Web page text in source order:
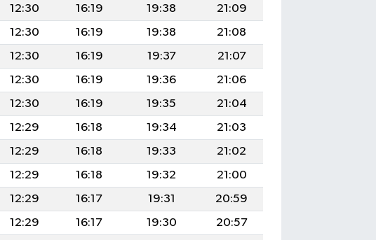
12:30 16:19 19:38
21:09
12:30 16:19 19:38
21:08
12:30 16:19 19:37
21:07
12:30 16:19 19:36
21:06
12:30 16:19 19:35
21:04
12:29 16:18 19:34
21:03
12:29 16:18 19:33
21:02
12:29 16:18 19:32
21:00
12:29 16:17 19:31
20:59
12:29 16:17 19:30
20:57